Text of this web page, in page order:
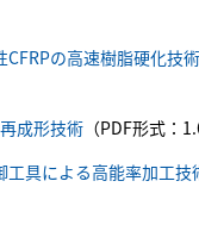
瀬戸窯業試験場
知的所有権センター
CFRPの高速樹脂硬化技術
成形技術（PDF形式：
工具による高能率加工技